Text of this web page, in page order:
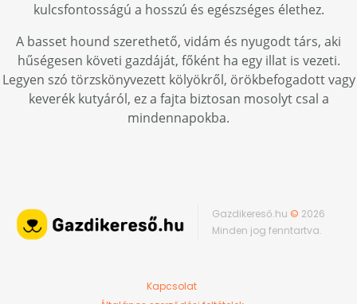
kulcsfontosságú a hosszú és egészséges élethez.
A basset hound szerethető, vidám és nyugodt társ, aki
hűségesen követi gazdáját, főként ha egy illat is vezeti.
Legyen szó törzskönyvezett kölyökről, örökbefogadott vagy
keverék kutyáról, ez a fajta biztosan mosolyt csal a
mindennapokba.
Gazdikereső.hu © 2026
Minden jog fenntartva.
Kapcsolat